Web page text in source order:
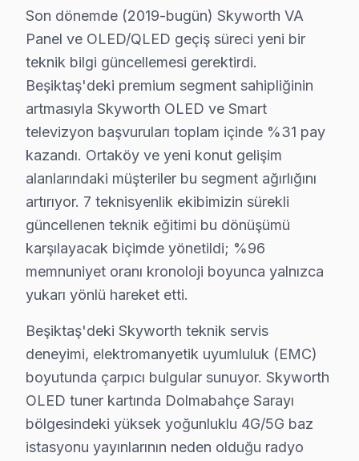
Cihannüma'da Skyworth TV Servisi
Cihannüma Mahallesi'nde, eski bina altyapıları ve
Dikilitaş'ta Skyworth TV Servisi
Dikilitaş Mahallesi, genellikle modern yerleşim
Etiler'de Skyworth TV Servisi
Etiler Mahallesi'nde, Skyworth TV kullanıcıları,
Gayrettepe'de Skyworth TV Servisi
Gayrettepe Mahallesi, genel olarak modern
Konaklar'da Skyworth TV Servisi
Kültür'de Skyworth TV Servisi
Kültür Mahallesi, Skyworth televizyon
Kuruçeşme'de Skyworth TV Servisi
Kuruçeşme Mahallesi’nde, Skyworth televizyon
Son dönemde (2019-bugün) Skyworth VA
Panel ve OLED/QLED geçiş süreci yeni bir
teknik bilgi güncellemesi gerektirdi.
Beşiktaş'deki premium segment sahipliğinin
artmasıyla Skyworth OLED ve Smart
televizyon başvuruları toplam içinde %31 pay
kazandı. Ortaköy ve yeni konut gelişim
alanlarındaki müşteriler bu segment ağırlığını
artırıyor. 7 teknisyenlik ekibimizin sürekli
güncellenen teknik eğitimi bu dönüşümü
karşılayacak biçimde yönetildi; %96
memnuniyet oranı kronoloji boyunca yalnızca
yukarı yönlü hareket etti.
Beşiktaş'deki Skyworth teknik servis
deneyimi, elektromanyetik uyumluluk (EMC)
boyutunda çarpıcı bulgular sunuyor. Skyworth
OLED tuner kartında Dolmabahçe Sarayı
bölgesindeki yüksek yoğunluklu 4G/5G baz
istasyonu yayınlarının neden olduğu radyo